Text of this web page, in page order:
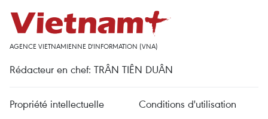
AGENCE VIETNAMIENNE D'INFORMATION (VNA)
Rédacteur en chef: TRÂN TIÊN DUÂN
Propriété intellectuelle
Conditions d'utilisation